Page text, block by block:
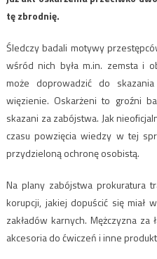
tę zbrodnię.
Śledczy badali motywy
wśród nich była m.in. zemsta i
może doprowadzić do
więzienie. Oskarżeni to groźni
skazani za zabójstwa. Jak
czasu powzięcia wiedzy w tej
przydzieloną ochronę osobistą.
Na plany zabójstwa prokuratura
korupcji, jakiej dopuścić się miał
zakładów karnych. Mężczyzna za
akcesoria do ćwiczeń i inne